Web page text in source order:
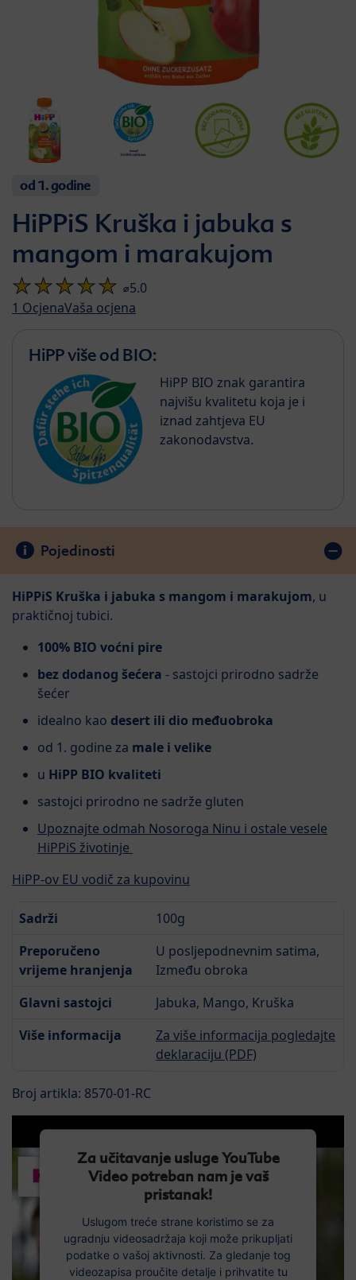
od 1. godine
HiPPiS Kruška i jabuka s
mangom i marakujom
⌀5.0
1 OcjenaVaša ocjena
HiPP više od BIO:
HiPP BIO znak garantira
najvišu kvalitetu koja je i
iznad zahtjeva EU
zakonodavstva.
Pojedinosti
HiPPiS Kruška i jabuka s mangom i marakujom, u
praktičnoj tubici.
100% BIO voćni pire
bez dodanog šećera - sastojci prirodno sadrže
šećer
idealno kao desert ili dio međuobroka
od 1. godine za male i velike
u HiPP BIO kvaliteti
sastojci prirodno ne sadrže gluten
Upoznajte odmah Nosoroga Ninu i ostale vesele
HiPPiS životinje
HiPP-ov EU vodič za kupovinu
Sadrži
100g
Preporučeno
vrijeme hranjenja
U posljepodnevnim satima,
Između obroka
Glavni sastojci
Jabuka, Mango, Kruška
Više informacija
Za više informacija pogledajte
deklaraciju (PDF)
Broj artikla: 8570-01-RC
Za učitavanje usluge YouTube
Video potreban nam je vaš
pristanak!
Uslugom treće strane koristimo se za
ugradnju videosadržaja koji može prikupljati
podatke o vašoj aktivnosti. Za gledanje tog
videozapisa proučite detalje i prihvatite tu